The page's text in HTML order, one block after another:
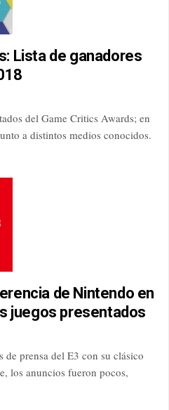
Lista de ganadores
del Game Critics Awards; en
a distintos medios conocidos.
de Nintendo en
juegos presentados
prensa del E3 con su clásico
los anuncios fueron pocos,